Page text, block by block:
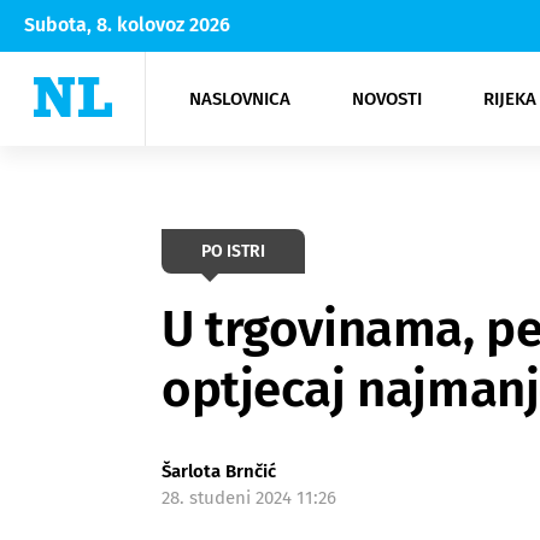
Subota, 8. kolovoz 2026
NASLOVNICA NOVOSTI
Rijeka Opatija
NK
Moda
Kultura
PO ISTRI
U trgovinama,
optjecaj
Šarlota Brnčić
28. studeni 2024 11:26